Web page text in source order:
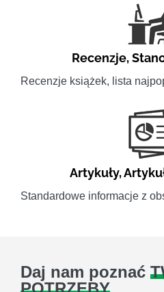
Recenzje,
Recenzje książek, lista
Artykuły,
Standardowe informacje z
Daj nam poznać